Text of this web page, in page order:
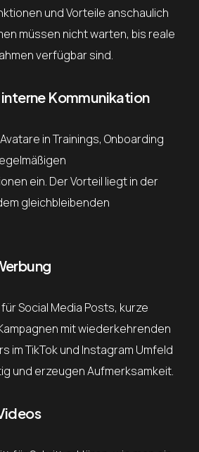
und Vorteile anschaulich
müssen nicht warten, bis reale
verfügbar sind.
Kommunikation
in Trainings, Onboarding
ein. Der Vorteil liegt in der
gleichbleibenden
Social Media Posts, kurze
mit wiederkehrenden
im TikTok und Instagram Umfeld
und erzeugen Aufmerksamkeit.